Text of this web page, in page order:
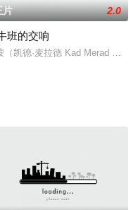
一个长相和他相似的美国富商
芭饰）有着叫人艳羡的生活…
片 2.0
班的交响
（凯德·麦拉德 Kad Merad 饰